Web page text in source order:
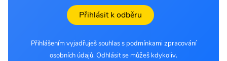
Přihlásit k odběru
Přihlášením vyjadřuješ souhlas s podmínkami zpracování
osobních údajů. Odhlásit se můžeš kdykoliv.